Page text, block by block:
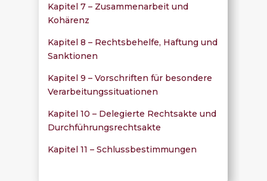
Kapitel 7 – Zusammenarbeit und
Kohärenz
Kapitel 8 – Rechtsbehelfe, Haftung und
Sanktionen
Kapitel 9 – Vorschriften für besondere
Verarbeitungssituationen
Kapitel 10 – Delegierte Rechtsakte und
Durchführungsrechtsakte
Kapitel 11 – Schlussbestimmungen